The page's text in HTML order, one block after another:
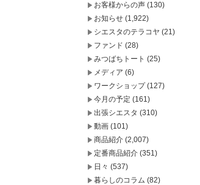
お客様からの声 (130)
お知らせ (1,922)
シエスタのテラコヤ (21)
ファンド (28)
みつばちトート (25)
メディア (6)
ワークショップ(127)
今月の予定 (161)
出張シエスタ (310)
動画 (101)
商品紹介 (2,007)
定番商品紹介 (351)
日々 (537)
暮らしのコラム (82)